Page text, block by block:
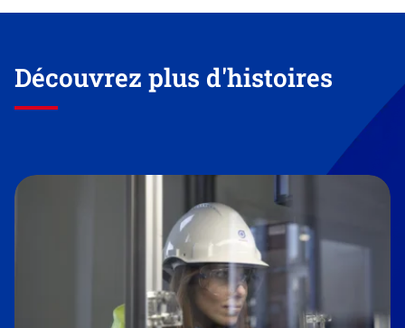
Découvrez plus d'histoires